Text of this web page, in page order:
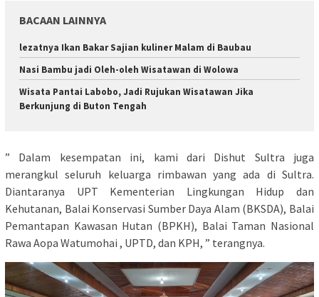
BACAAN LAINNYA
lezatnya Ikan Bakar Sajian kuliner Malam di Baubau
Nasi Bambu jadi Oleh-oleh Wisatawan di Wolowa
Wisata Pantai Labobo, Jadi Rujukan Wisatawan Jika
Berkunjung di Buton Tengah
” Dalam kesempatan ini, kami dari Dishut Sultra juga
merangkul seluruh keluarga rimbawan yang ada di Sultra.
Diantaranya UPT Kementerian Lingkungan Hidup dan
Kehutanan, Balai Konservasi Sumber Daya Alam (BKSDA), Balai
Pemantapan Kawasan Hutan (BPKH), Balai Taman Nasional
Rawa Aopa Watumohai , UPTD, dan KPH, ” terangnya.